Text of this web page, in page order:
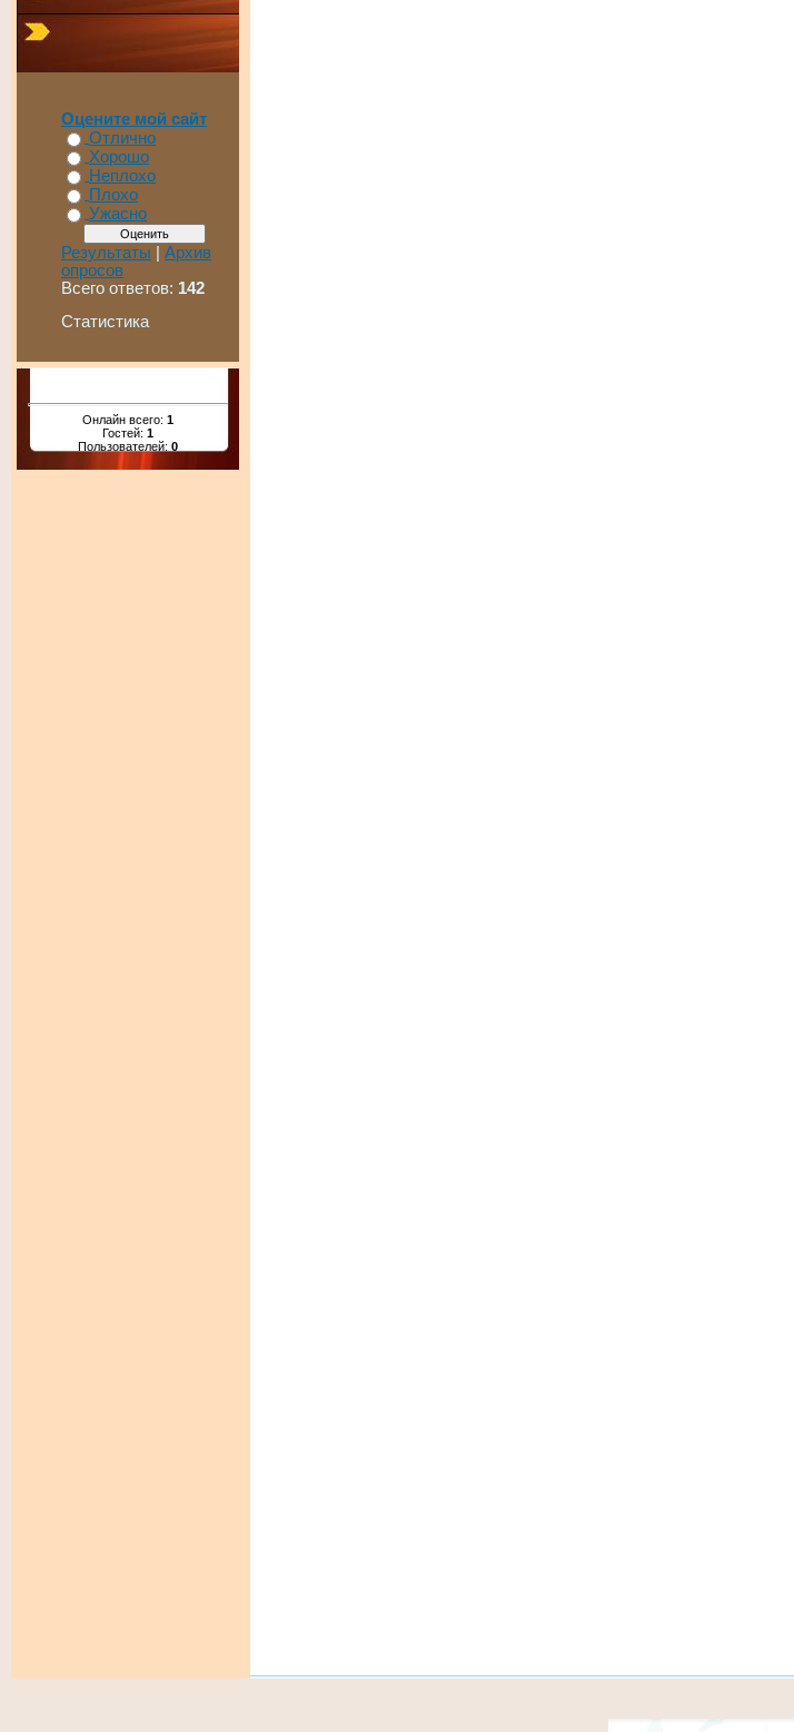
Оцените мой сайт
Отлично
Хорошо
Неплохо
Плохо
Ужасно
Результаты | Архив
опросов
Всего ответов: 142
Статистика
Онлайн всего: 1
Гостей: 1
Пользователей: 0